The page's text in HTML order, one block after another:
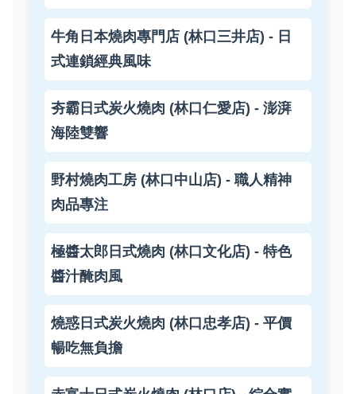
牛角日本燒肉專門店 (林口三井店) - 日
式連鎖經典風味
夯霸日式炭火燒肉 (林口仁愛店) - 澎湃
海陸雙響
野村燒肉工房 (林口中山店) - 職人精神
肉品專注
極醬太郎日式燒肉 (林口文化店) - 特色
醬汁醃肉風
燒惑日式炭火燒肉 (林口忠孝店) - 平價
暢吃無負擔